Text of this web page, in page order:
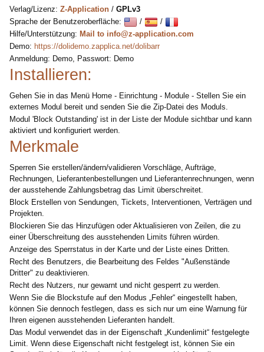
Verlag/Lizenz: Z-Application / GPLv3
Sprache der Benutzeroberfläche:
/
/
Hilfe/Unterstützung: Mail to info@z-application.com
Demo: https://dolidemo.zapplica.net/dolibarr
Anmeldung: Demo, Passwort: Demo
Installieren:
Gehen Sie in das Menü Home - Einrichtung - Module - Stellen Sie ein
externes Modul bereit und senden Sie die Zip-Datei des Moduls.
Modul 'Block Outstanding' ist in der Liste der Module sichtbar und kann
aktiviert und konfiguriert werden.
Merkmale
Sperren Sie erstellen/ändern/validieren Vorschläge, Aufträge,
Rechnungen, Lieferantenbestellungen und Lieferantenrechnungen, wenn
der ausstehende Zahlungsbetrag das Limit überschreitet.
Block Erstellen von Sendungen, Tickets, Interventionen, Verträgen und
Projekten.
Blockieren Sie das Hinzufügen oder Aktualisieren von Zeilen, die zu
einer Überschreitung des ausstehenden Limits führen würden.
Anzeige des Sperrstatus in der Karte und der Liste eines Dritten.
Recht des Benutzers, die Bearbeitung des Feldes "Außenstände
Dritter" zu deaktivieren.
Recht des Nutzers, nur gewarnt und nicht gesperrt zu werden.
Wenn Sie die Blockstufe auf den Modus „Fehler“ eingestellt haben,
können Sie dennoch festlegen, dass es sich nur um eine Warnung für
Ihren eigenen ausstehenden Lieferanten handelt.
Das Modul verwendet das in der Eigenschaft „Kundenlimit“ festgelegte
Limit. Wenn diese Eigenschaft nicht festgelegt ist, können Sie ein